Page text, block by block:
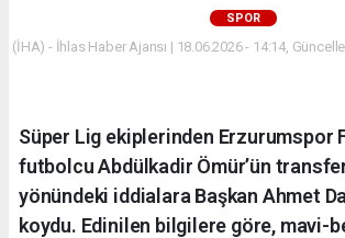
siteler
Veren
Siteler
SPOR
(İHA) - İhlas Haber Ajansı | 18.06.2026 - 14:14,
Süper Lig ekiplerinden Erzurumspor
futbolcu Abdülkadir Ömür’ün
yönündeki iddialara Başkan Ahmet
koydu. Edinilen bilgilere göre, mavi-